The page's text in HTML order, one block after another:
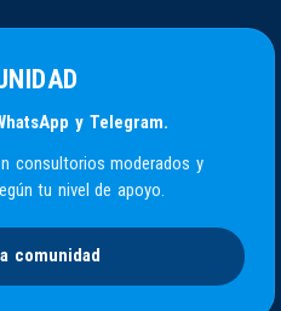
y Telegram.
consultorios moderados y
tu nivel de apoyo.
comunidad